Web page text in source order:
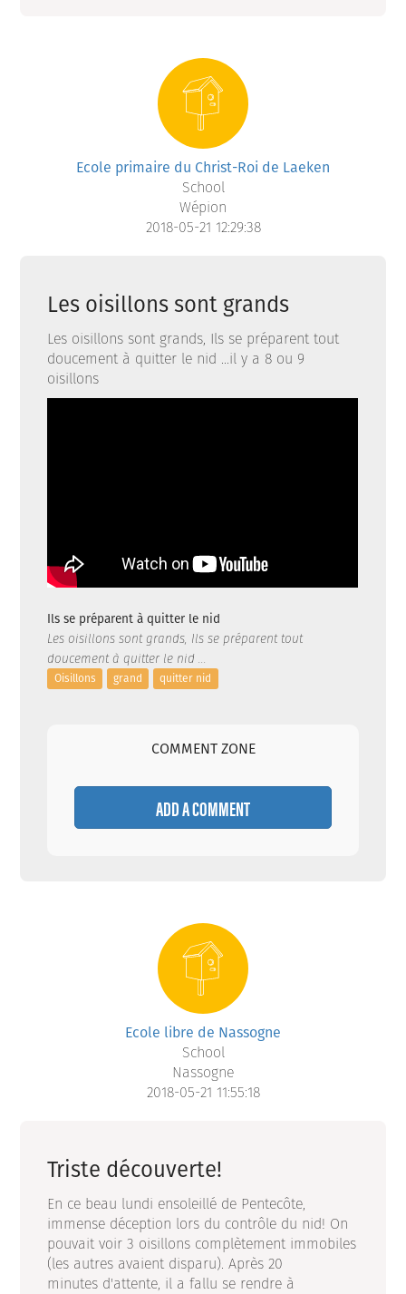
Ecole primaire du Christ-Roi de Laeken
School
Wépion
2018-05-21 12:29:38
Les oisillons sont grands
Les oisillons sont grands, Ils se préparent tout
doucement à quitter le nid ...il y a 8 ou 9
oisillons
Ils se préparent à quitter le nid
Les oisillons sont grands, Ils se préparent tout
doucement à quitter le nid ...
Oisillons grand quitter nid
COMMENT ZONE
ADD A COMMENT
Ecole libre de Nassogne
School
Nassogne
2018-05-21 11:55:18
Triste découverte!
En ce beau lundi ensoleillé de Pentecôte,
immense déception lors du contrôle du nid! On
pouvait voir 3 oisillons complètement immobiles
(les autres avaient disparu). Après 20
minutes d'attente, il a fallu se rendre à